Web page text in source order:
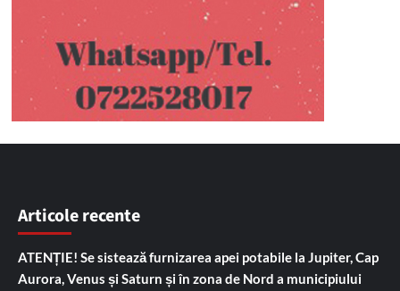
Articole recente
ATENȚIE! Se sistează furnizarea apei potabile la Jupiter, Cap
Aurora, Venus și Saturn și în zona de Nord a municipiului